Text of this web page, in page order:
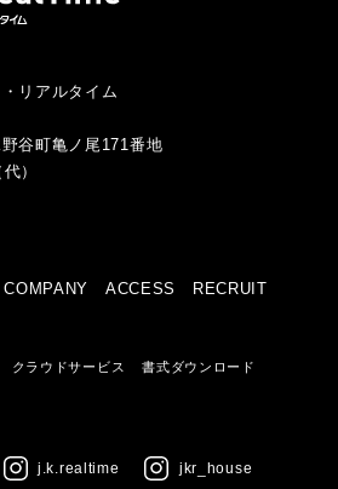
リアルタイム
谷町亀ノ尾171番地
代）
COMPANY ACCESS
RECRUIT
クラウドサービス 書式ダウンロード
j.k.realtime jkr_house